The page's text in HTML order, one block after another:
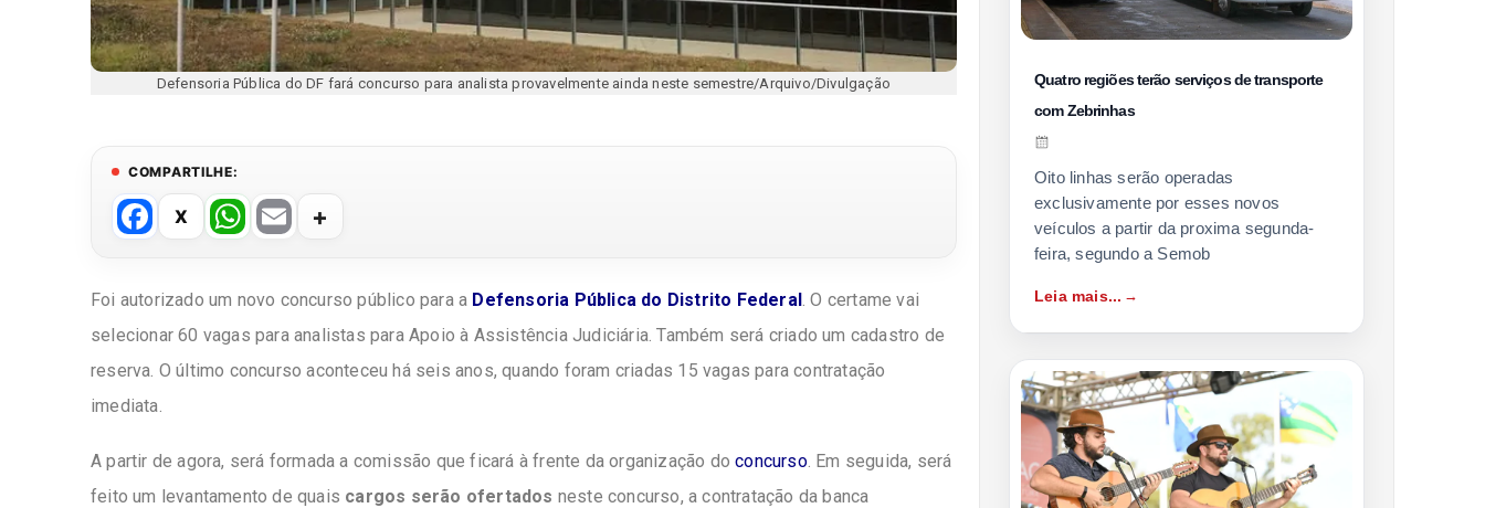
Defensoria Pública do DF fará concurso para analista provavelmente ainda neste semestre/Arquivo/Divulgação
COMPARTILHE:
F
a
c
e
b
o
k
W
h
at
s
A
E
ail
Foi autorizado um novo concurso público para a Defensoria Pública do Distrito Federal. O certame vai
selecionar 60 vagas para analistas para Apoio à Assistência Judiciária. Também será criado um cadastro de
reserva. O último concurso aconteceu há seis anos, quando foram criadas 15 vagas para contratação
imediata.
A partir de agora, será formada a comissão que ficará à frente da organização doconcurso. Em seguida, será
feito um levantamento de quais cargos serão ofertados neste concurso, a contratação da banca
Quatro regiões terão serviços de transporte
com Zebrinhas
Oito linhas serão operadas
exclusivamente por esses novos
veículos a partir da proxima segunda-
feira, segundo a Semob
Leia mais...